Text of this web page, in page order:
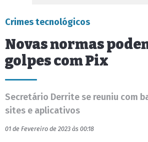
Crimes tecnológicos
Novas normas
golpes com Pix
Secretário Derrite se reuniu com
sites e aplicativos
01 de Fevereiro de 2023 às 00:18